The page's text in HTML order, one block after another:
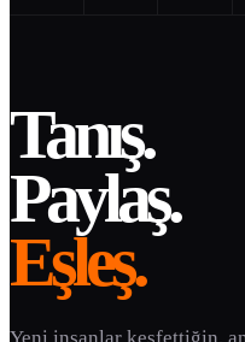
Tanış.
Paylaş.
Eşleş.